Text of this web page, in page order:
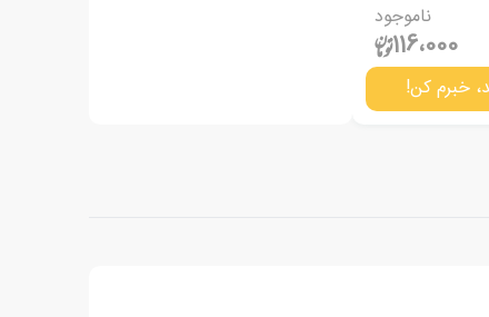
ناموجود
116،000
خبرم کن!